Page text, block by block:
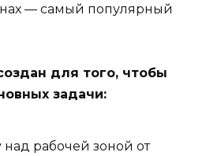
— самый популярный
для того, чтобы
задачи:
рабочей зоной от